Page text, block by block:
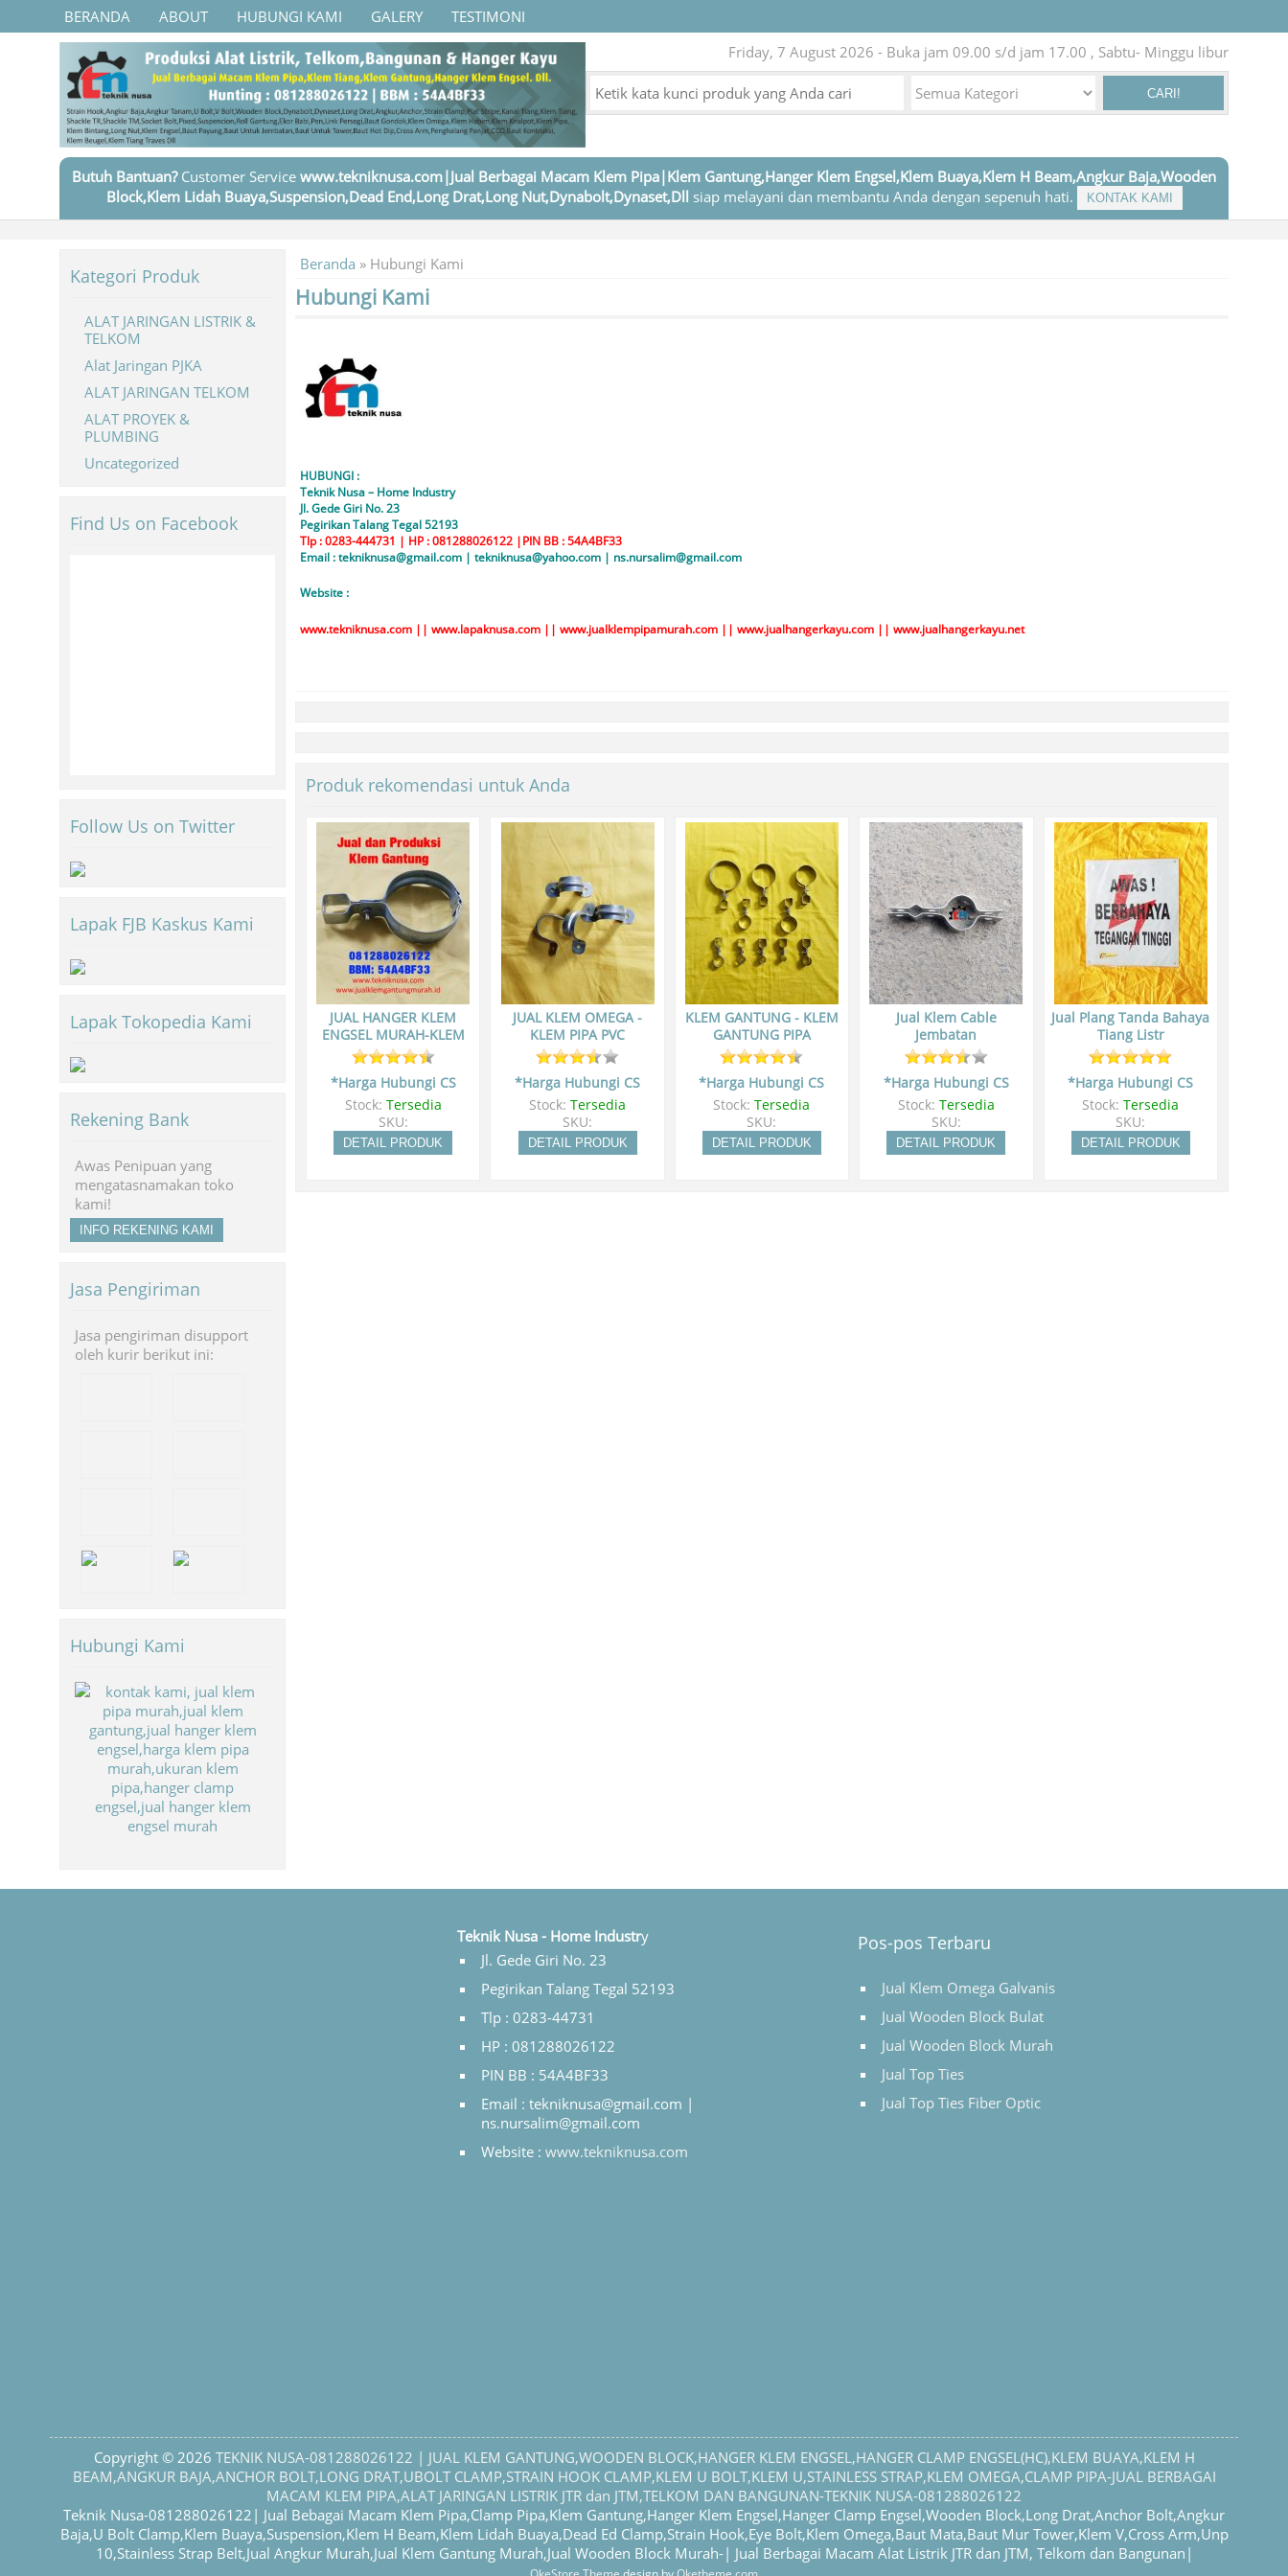
BERANDA ABOUT HUBUNGI KAMI GALERY
TESTIMONI
Friday, 7 August 2026 - Buka jam 09.00 s/d jam 17.00 , Sabtu- Minggu libur
CARI!
Butuh Bantuan?Customer Service www.tekniknusa.com|Jual Berbagai Macam Klem Pipa|Klem Gantung,Hanger Klem Engsel,Klem Buaya,Klem H Beam,Angkur Baja,Wooden
Block,Klem Lidah Buaya,Suspension,Dead End,Long Drat,Long Nut,Dynabolt,Dynaset,Dll siap melayani dan membantu Anda dengan sepenuh hati. KONTAK KAMI
Beranda » Hubungi Kami
Hubungi Kami
HUBUNGI :
Teknik Nusa – Home Industry
Jl. Gede Giri No. 23
Pegirikan Talang Tegal 52193
Tlp : 0283-444731 | HP : 081288026122 |PIN BB : 54A4BF33
Email : tekniknusa@gmail.com | tekniknusa@yahoo.com | ns.nursalim@gmail.com
Website :
www.tekniknusa.com || www.lapaknusa.com || www.jualklempipamurah.com || www.jualhangerkayu.com || www.jualhangerkayu.net
Produk rekomendasi untuk Anda
JUAL HANGER KLEM
ENGSEL MURAH-KLEM
*Harga Hubungi CS
Stock: Tersedia
SKU:
DETAIL PRODUK
JUAL KLEM OMEGA -
KLEM PIPA PVC
*Harga Hubungi CS
Stock:Tersedia
SKU:
DETAIL PRODUK
KLEM GANTUNG - KLEM
GANTUNG PIPA
*Harga Hubungi CS
Stock:Tersedia
SKU:
DETAIL PRODUK
Jual Klem Cable
Jembatan
*Harga Hubungi CS
Stock: Tersedia
SKU:
DETAIL PRODUK
Jual Plang Tanda Bahaya
Tiang Listr
*Harga Hubungi CS
Stock:Tersedia
SKU:
DETAIL PRODUK
Kategori Produk
ALAT JARINGAN LISTRIK &
TELKOM
Alat Jaringan PJKA
ALAT JARINGAN TELKOM
ALAT PROYEK &
PLUMBING
Uncategorized
Find Us on Facebook
Follow Us on Twitter
Lapak FJB Kaskus Kami
Lapak Tokopedia Kami
Rekening Bank
Awas Penipuan yang
mengatasnamakan toko
kami!
INFO REKENING KAMI
Jasa Pengiriman
Jasa pengiriman disupport
oleh kurir berikut ini:
Hubungi Kami
Teknik Nusa - Home Industry
Jl. Gede Giri No. 23
Pegirikan Talang Tegal 52193
Tlp : 0283-44731
HP : 081288026122
PIN BB : 54A4BF33
Email : tekniknusa@gmail.com |
ns.nursalim@gmail.com
Website : www.tekniknusa.com
Pos-pos Terbaru
Jual Klem Omega Galvanis
Jual Wooden Block Bulat
Jual Wooden Block Murah
Jual Top Ties
Jual Top Ties Fiber Optic
Copyright © 2026 TEKNIK NUSA-081288026122 | JUAL KLEM GANTUNG,WOODEN BLOCK,HANGER KLEM ENGSEL,HANGER CLAMP ENGSEL(HC),KLEM BUAYA,KLEM H
BEAM,ANGKUR BAJA,ANCHOR BOLT,LONG DRAT,UBOLT CLAMP,STRAIN HOOK CLAMP,KLEM U BOLT,KLEM U,STAINLESS STRAP,KLEM OMEGA,CLAMP PIPA-JUAL BERBAGAI
MACAM KLEM PIPA,ALAT JARINGAN LISTRIK JTR dan JTM,TELKOM DAN BANGUNAN-TEKNIK NUSA-081288026122
Teknik Nusa-081288026122| Jual Bebagai Macam Klem Pipa,Clamp Pipa,Klem Gantung,Hanger Klem Engsel,Hanger Clamp Engsel,Wooden Block,Long Drat,Anchor Bolt,Angkur
Baja,U Bolt Clamp,Klem Buaya,Suspension,Klem H Beam,Klem Lidah Buaya,Dead Ed Clamp,Strain Hook,Eye Bolt,Klem Omega,Baut Mata,Baut Mur Tower,Klem V,Cross Arm,Unp
10,Stainless Strap Belt,Jual Angkur Murah,Jual Klem Gantung Murah,Jual Wooden Block Murah-| Jual Berbagai Macam Alat Listrik JTR dan JTM, Telkom dan Bangunan|